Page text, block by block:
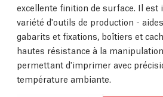
excellente finition de surface. Il est
variété d'outils de production -
gabarits et fixations, boîtiers et
hautes résistance à la
permettant d'imprimer avec
température ambiante.